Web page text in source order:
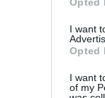
I want
Opted
I want
of my